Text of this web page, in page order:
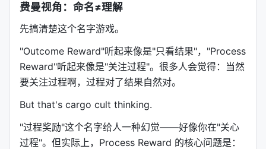
费曼视角：命名≠理解
先搞清楚这个名字游戏。
"Outcome Reward"听起来像是"只看结果"，"Process
Reward"听起来像是"关注过程"。很多人会觉得：当然
要关注过程啊，过程对了结果自然对。
But that's cargo cult thinking.
"过程奖励"这个名字给人一种幻觉——好像你在"关心
过程"。但实际上，Process Reward 的核心问题是：